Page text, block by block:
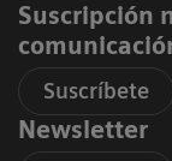
Suscripción
Suscríbete
Newsletter